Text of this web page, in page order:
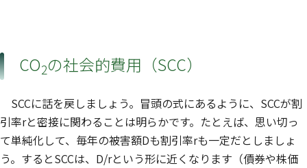
CO2の社会的費用（SCC）
SCCに話を戻しましょう。冒頭の式にあるように、SCCが割
引率rと密接に関わることは明らかです。たとえば、思い切っ
て単純化して、毎年の被害額Dも割引率rも一定だとしましょ
う。するとSCCは、D/rという形に近くなります（債券や株価